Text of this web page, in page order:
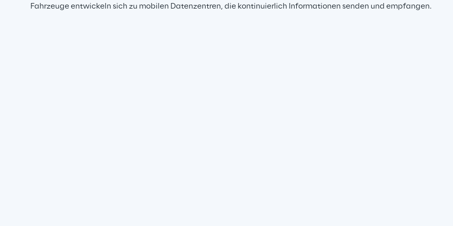
Fahrzeuge entwickeln sich zu mobilen Datenzentren, die kontinuierlich Informationen senden und empfangen.